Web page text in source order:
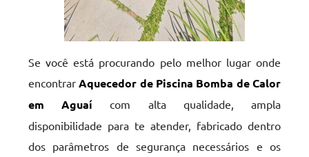
Se você está procurando pelo melhor lugar onde
encontrarAquecedor de Piscina Bomba de Calor
em Aguaí com alta qualidade, ampla
disponibilidade para te atender, fabricado dentro
dos parâmetros de segurança necessários e os